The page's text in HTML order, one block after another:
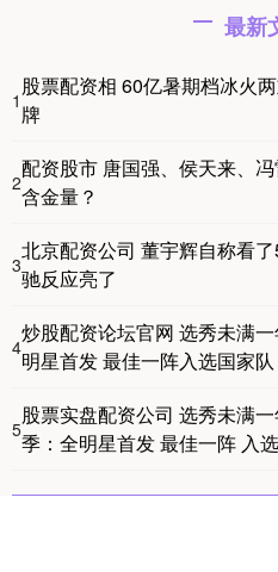
最新
1
股票配资相 60亿暑期档冰火
牌
2
配资股市 唐国强、侯天来、
含金量？
3
北京配资公司 董宇辉自称看
驰反应亮了
4
炒股配资论坛官网 选秀未满
明星首发 最佳一阵入选国家
5
股票实盘配资公司 选秀未满
季：全明星首发 最佳一阵 入